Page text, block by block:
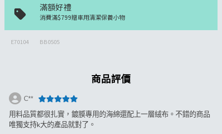
滿額好禮
消費滿$799贈車用清潔保養小物
E70104 BB0505
商品評價
C**
用料品質都很扎實，鍍膜專用的海綿還配上一層絨布。不錯的商品
唯獨支持k大的產品就對了。